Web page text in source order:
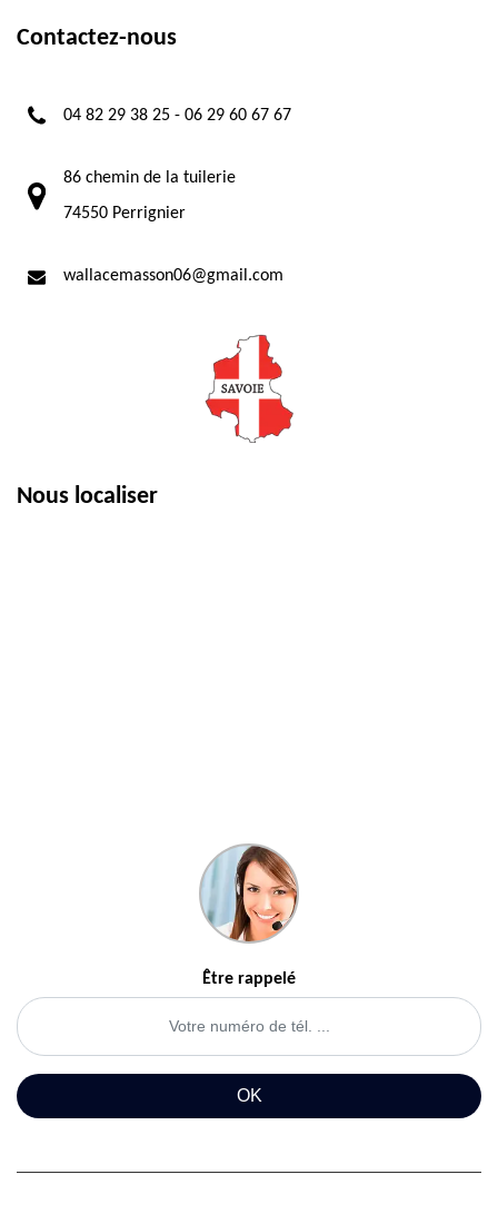
Contactez-nous
04 82 29 38 25 - 06 29 60 67 67
86 chemin de la tuilerie
74550 Perrignier
wallacemasson06@gmail.com
Nous localiser
Être rappelé